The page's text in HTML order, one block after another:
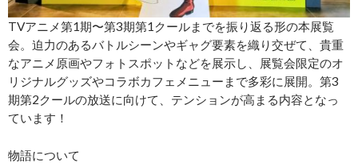
TVアニメ第1期〜第3期第1クールまでを振り返る形の本展覧
会。迫力のあるバトルシーンやギャグ要素を織り交ぜて、貴重
なアニメ原画やフォトスポットなどを展示し、展覧会限定のオ
リジナルグッズやコラボカフェメニューまで多彩に展開。第3
期第2クールの放送に向けて、テンションが高まる内容となっ
ています！
物語について